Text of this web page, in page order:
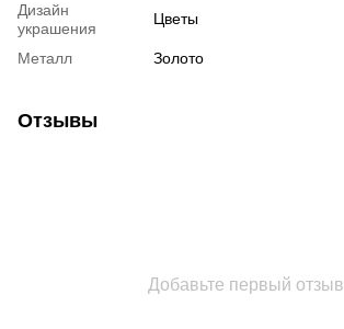
Дизайн
украшения
Цветы
Металл Золото
Отзывы
Добавьте первый отзыв